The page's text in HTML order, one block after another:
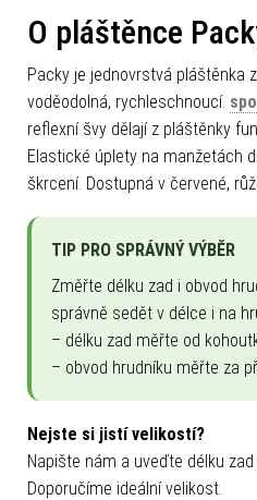
O pláštěnce
Packy je jednovrstvá pláštěnka
voděodolná, rychleschnoucí.
reflexní švy dělají z pláštěnky
Elastické úplety na manžetách
škrcení. Dostupná v červené,
TIP PRO SPRÁVNÝ VÝBĚR
Změřte délku zad i obvod
správně sedět v délce i na
– délku zad měřte od
– obvod hrudníku měřte za
Nejste si jistí velikostí?
Napište nám a uveďte délku
Doporučíme ideální velikost.